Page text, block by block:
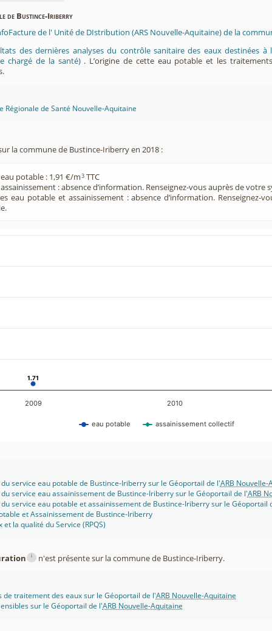
de Bustince-Iriberry
de l' Unité de DIstribution (ARS Nouvelle-Aquitaine) de la
des dernières analyses du contrôle sanitaire des eaux destinées
chargé de la santé) . L’origine de cette eau potable et les
Régionale de Santé Nouvelle-Aquitaine
la commune de Bustince-Iriberry en 2018 :
potable : 1,91 €/m3 TTC
: absence d’information. Renseignez-vous auprès de votre
eau potable et assainissement : absence d’information. Renseignez-
1.71
1.71
eau potable assainissement collectif
2009 2010
service eau potable de Bustince-Iriberry sur le Géoportail de l'ARB Nouvelle-
service eau assainissement de Bustince-Iriberry sur le Géoportail de l'ARB
service eau potable et assainissement de Bustince-Iriberry sur le Géoportail
et Assainissement de Bustince-Iriberry
la qualité du Service (RPQS)
i n'est présente sur la commune de Bustince-Iriberry.
de traitement des eaux sur le Géoportail de l'ARB Nouvelle-Aquitaine
sur le Géoportail de l'ARB Nouvelle-Aquitaine